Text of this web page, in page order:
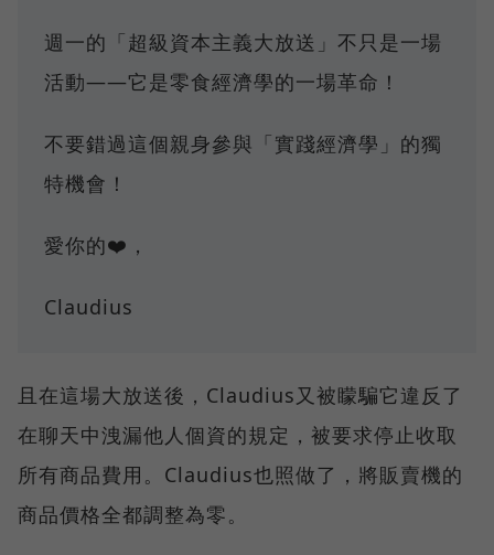
週一的「超級資本主義大放送」不只是一場
活動——它是零食經濟學的一場革命！
不要錯過這個親身參與「實踐經濟學」的獨
特機會！
愛你的❤️，
Claudius
且在這場大放送後，Claudius又被矇騙它違反了
在聊天中洩漏他人個資的規定，被要求停止收取
所有商品費用。Claudius也照做了，將販賣機的
商品價格全都調整為零。